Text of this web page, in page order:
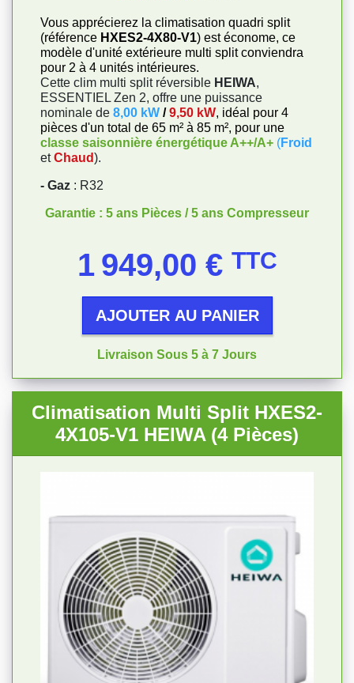
Vous apprécierez la climatisation quadri split
(référence HXES2-4X80-V1) est économe, ce
modèle d'unité extérieure multi split conviendra
pour 2 à 4 unités intérieures.
Cette clim multi split réversible HEIWA,
ESSENTIEL Zen 2, offre une puissance
nominale de 8,00 kW / 9,50 kW, idéal pour 4
pièces d'un total de 65 m² à 85 m², pour une
classe saisonnière énergétique A++/A+ (Froid
etChaud).
- Gaz : R32
Garantie : 5 ans Pièces / 5 ans Compresseur
1 949,00 € TTC
AJOUTER AU PANIER
Livraison Sous 5 à 7 Jours
Climatisation Multi Split HXES2-
4X105-V1 HEIWA (4 Pièces)